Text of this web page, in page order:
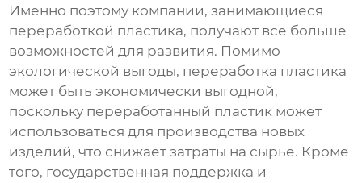
Именно поэтому компании, занимающиеся
переработкой пластика, получают все больше
возможностей для развития. Помимо
экологической выгоды, переработка пластика
может быть экономически выгодной,
поскольку переработанный пластик может
использоваться для производства новых
изделий, что снижает затраты на сырье. Кроме
того, государственная поддержка и